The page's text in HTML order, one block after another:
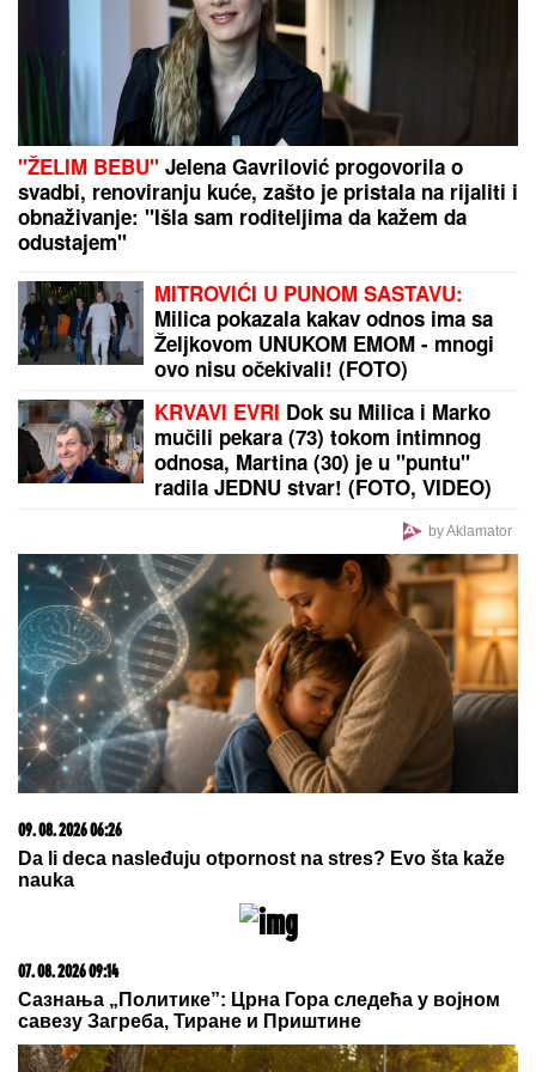
sunča: Oglasila se sa jahte, ovako se
baškare (FOTO)
Olena i Volodimir Zelenski ćerki i sinu dali PRELEPA
PRAVOSLAVNA IMENA, u braku su 23 godine,
pohađali istu srednju školu, a da se nisu ni
poznavali, a onda je ovaj susret bio presudan
OVO SE DEŠAVA POSLE GODINU
DANAAstro savet za nedelju, 9.
avgust: Merkur je u Lavu - Evo šta to
GUŽVE NA GRANICI OD RANOG
JUTRA:Na Batrovcima se čeka tri
sata, kolone i na Horgošu
Novi udarac za Jelenu Radanović nakon drame sa
Raletom i Anom Nikolić: Oglasila se zbog
novonastale situacije
(FOTO) MILICU VELIČKOVIĆ
ZADESILA NOVA NEPRIJATNOST NA
ADI BOJANIProlazi kroz agoniju,